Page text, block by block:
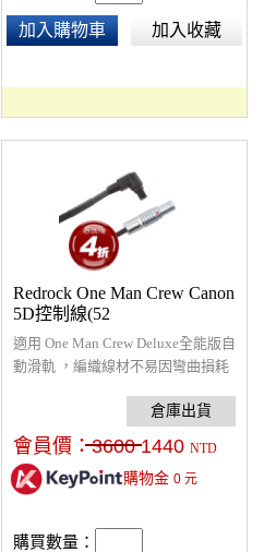
加入購物車 加入收藏
Redrock One Man Crew Canon
5D控制線(52
適用 One Man Crew Deluxe全能版自
動滑軌 ，編織線材不易因彎曲損耗
5DR，可透過專用 APP控制相機快
門線長為52"(132cm)。
會員價：3600 1440 NTD
購物金 0元
購買數量：